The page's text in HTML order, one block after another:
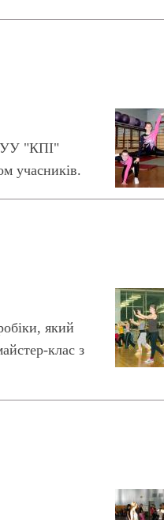
"КПІ"
учасників.
який
клас з